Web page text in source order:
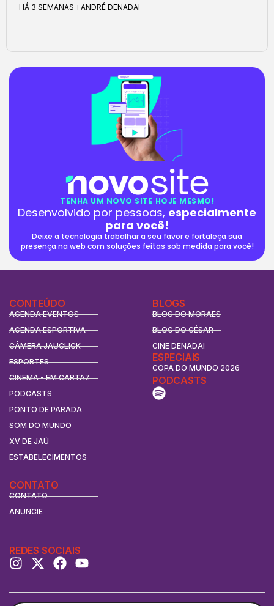
HÁ 3 SEMANAS ANDRÉ DENADAI
TENHA UM NOVO SITE HOJE MESMO!
Desenvolvido por pessoas, especialmente
para você!
Deixe a tecnologia trabalhar a seu favor e fortaleça sua
presença na web com soluções feitas sob medida para você!
CONTEÚDO
AGENDA EVENTOS
AGENDA ESPORTIVA
CÂMERA JAUCLICK
ESPORTES
CINEMA - EM CARTAZ
PODCASTS
PONTO DE PARADA
SOM DO MUNDO
XV DE JAÚ
ESTABELECIMENTOS
BLOGS
BLOG DO MORAES
BLOG DO CÉSAR
CINE DENADAI
ESPECIAIS
COPA DO MUNDO 2026
CONTATO
CONTATO
ANUNCIE
PODCASTS
REDES SOCIAIS